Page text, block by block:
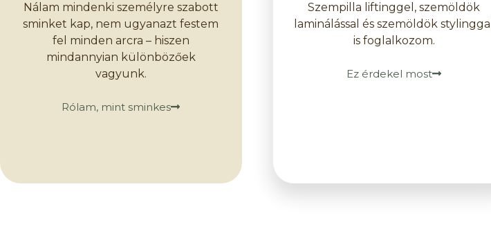
Nálam mindenki személyre szabott
sminket kap, nem ugyanazt festem
fel minden arcra – hiszen
mindannyian különbözőek
vagyunk.
Rólam, mint sminkes
Szempilla liftinggel, szemöldök
laminálással és szemöldök stylinggal
is foglalkozom.
Ez érdekel most